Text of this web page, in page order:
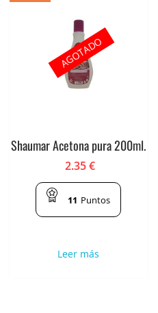
Shaumar Acetona pura 200ml.
2.35€
11 Puntos
Leer más
AGOTADO